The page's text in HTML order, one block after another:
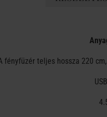
fényfüzér teljes hossza 220